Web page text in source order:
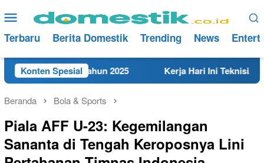
ke
konten
Menu
Mobile
Terbaru Berita Domestik Trending News
Konten Spesial
Rembang Tahun 2025 Kerja Hari Ini Teknisi/
Beranda Bola & Sports
Piala AFF U-23: Kegemilangan
Sananta di Tengah Keroposnya Lini